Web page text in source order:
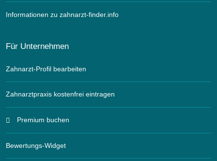
Informationen zu zahnarzt-finder.info
Für Unternehmen
Zahnarzt-Profil bearbeiten
Zahnarztpraxis kostenfrei eintragen
Premium buchen
Bewertungs-Widget